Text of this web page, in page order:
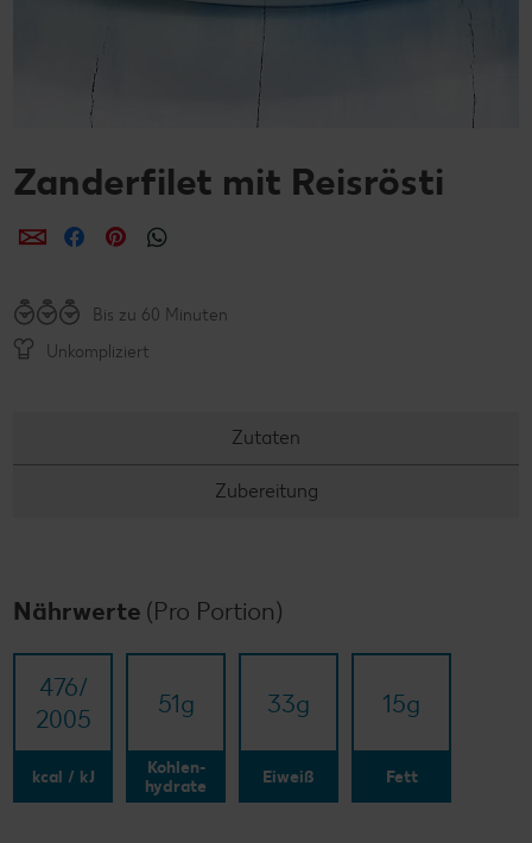
Zanderfilet mit Reisrösti
per E-Mail teilen
per Facebook teilen
per Pinterest teilen
Bis zu 60 Minuten
Unkompliziert
Zutaten
Zubereitung
Nährwerte (Pro Portion)
476/​
2005
kcal / kJ
51g
Kohlen-
hydrate
33g
Eiweiß
15g
Fett